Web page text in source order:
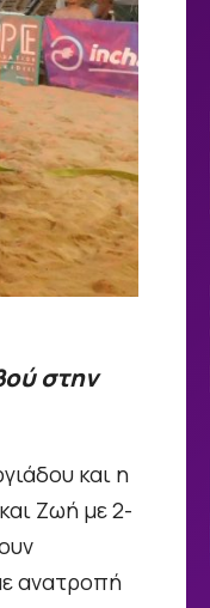
στην
και η
Ζωή με 2-
ανατροπή